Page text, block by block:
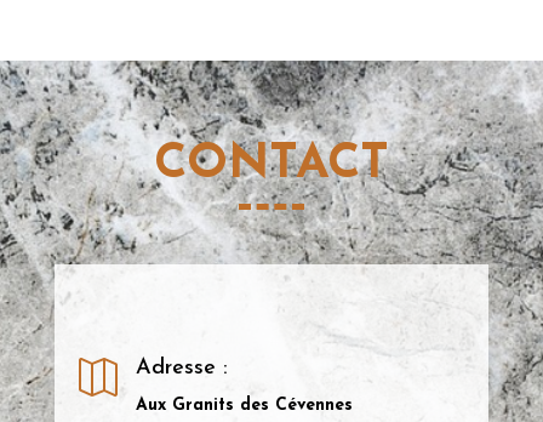
CONTACT
 Adresse :
Aux Granits des Cévennes